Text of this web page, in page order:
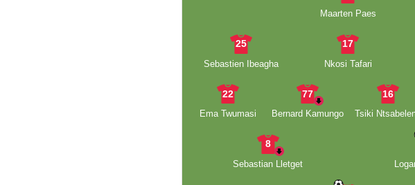
Maarten Paes
25
Sebastien Ibeagha
17
Nkosi Tafari
22
Ema Twumasi
77
Bernard Kamungo
16
Tsiki
8
Sebastian Lletget